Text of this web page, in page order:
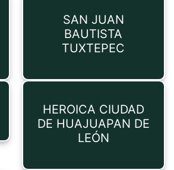
SAN JUAN
BAUTISTA
TUXTEPEC
HEROICA CIUDAD
DE HUAJUAPAN DE
LEÓN